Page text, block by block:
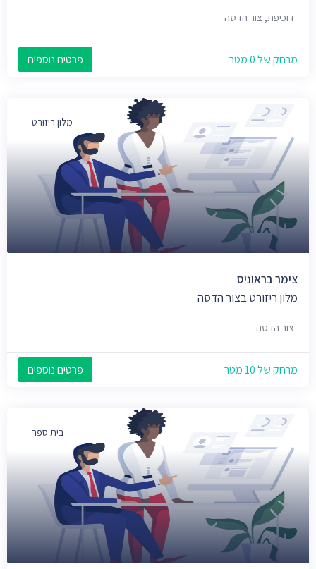
דוכיפת, צור הדסה
מרחק של 0 מטר פרטים נוספים
מלון ריזורט
צימר בראוניס
מלון ריזורט בצור הדסה
צור הדסה
מרחק של 10 מטר פרטים נוספים
בית ספר